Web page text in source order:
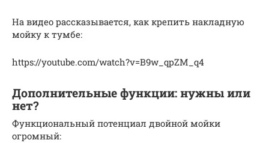
На видео рассказывается, как крепить накладную
мойку к тумбе:
https://youtube.com/watch?v=B9w_qpZM_q4
Дополнительные функции: нужны или
нет?
Функциональный потенциал двойной мойки
огромный: